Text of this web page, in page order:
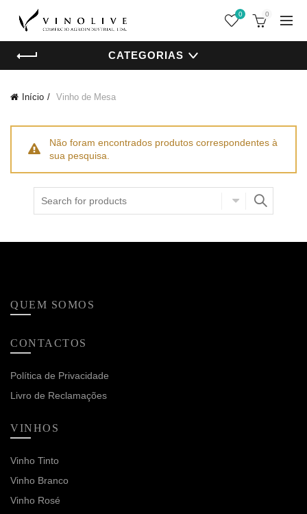
0 0
CATEGORIAS
Início Vinho de Mesa
Não foram encontrados produtos correspondentes à
sua pesquisa.
por:
QUEM SOMOS
CONTACTOS
Política de Privacidade
Livro de Reclamações
VINHOS
Vinho Tinto
Vinho Branco
Vinho Rosé